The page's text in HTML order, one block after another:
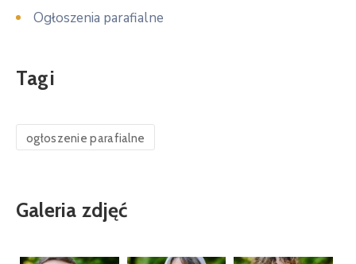
Ogłoszenia parafialne
Tagi
ogłoszenie parafialne
Galeria zdjęć